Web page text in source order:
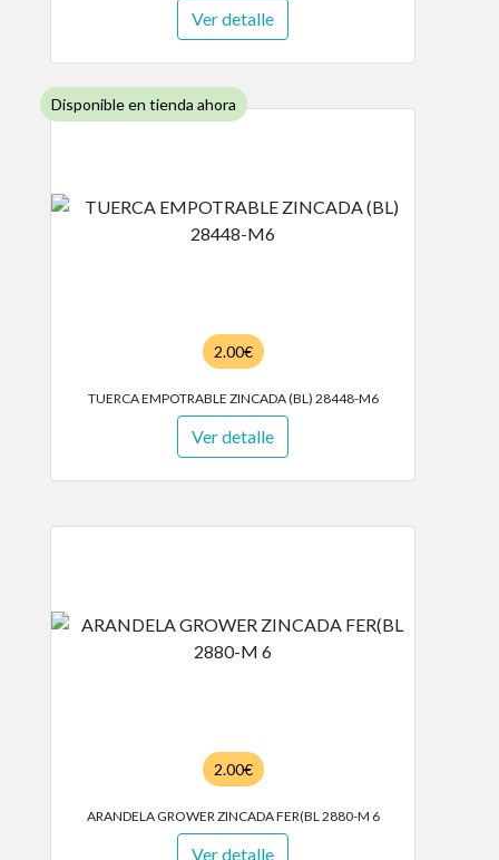
Ver detalle
Disponible en tienda ahora
2.00€
TUERCA EMPOTRABLE ZINCADA (BL) 28448-M6
Ver detalle
2.00€
ARANDELA GROWER ZINCADA FER(BL 2880-M 6
Ver detalle